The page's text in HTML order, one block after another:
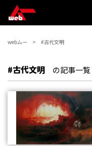
webムー #古代文明
#古代文明 の記事一覧